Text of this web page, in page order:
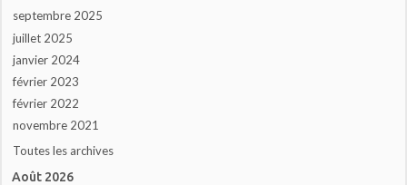
septembre 2025
juillet 2025
janvier 2024
février 2023
février 2022
novembre 2021
Toutes les archives
Août 2026